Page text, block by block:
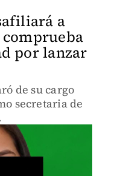
a
por lanzar
de su cargo
secretaria de